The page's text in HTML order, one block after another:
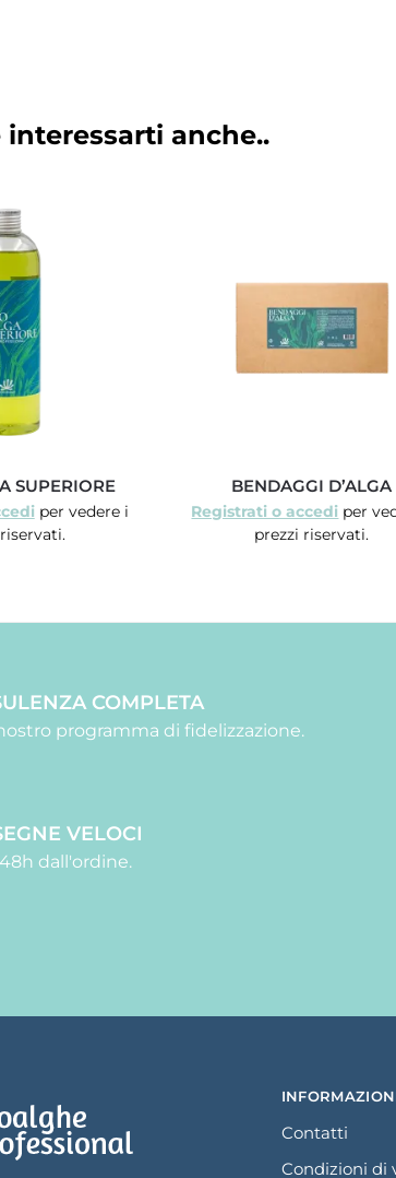
anche..
SUPERIORE
per vedere i
BENDAGGI D’ALGA
Registrati o accedi per
prezzi riservati.
COMPLETA
programma di fidelizzazione.
VELOCI
dall'ordine.
Contatti
Condizioni di